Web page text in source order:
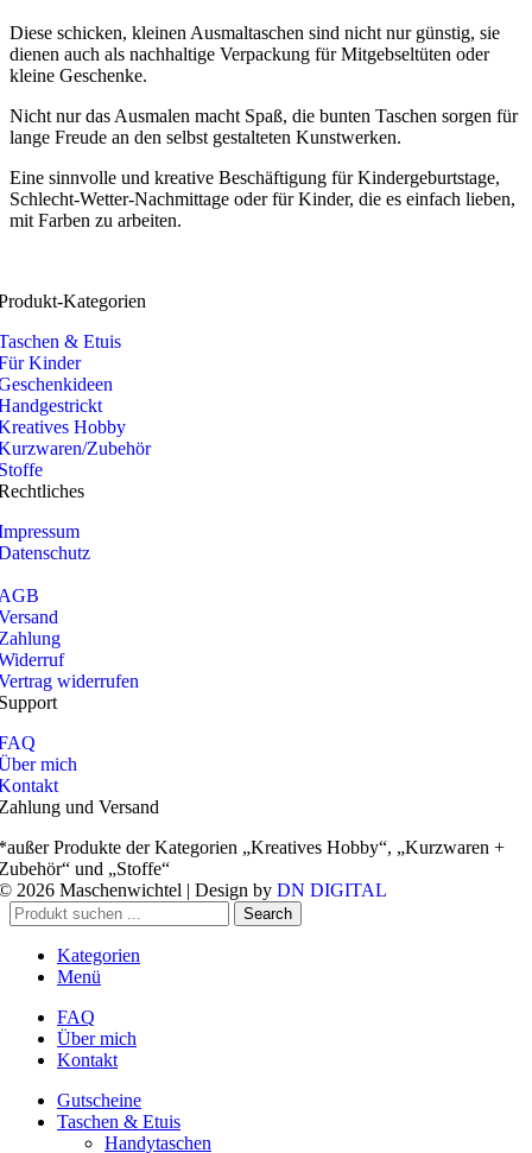
Diese schicken, kleinen Ausmaltaschen sind nicht nur günstig, sie
dienen auch als nachhaltige Verpackung für Mitgebseltüten oder
kleine Geschenke.
Nicht nur das Ausmalen macht Spaß, die bunten Taschen sorgen für
lange Freude an den selbst gestalteten Kunstwerken.
Eine sinnvolle und kreative Beschäftigung für Kindergeburtstage,
Schlecht-Wetter-Nachmittage oder für Kinder, die es einfach lieben,
mit Farben zu arbeiten.
Kategorien
& Etuis
Kinder
Hobby
Zubehör
widerrufen
mich
und Versand
Produkte der Kategorien „Kreatives Hobby“, „Kurzwaren +
und „Stoffe“
2026 Maschenwichtel | Design by DN DIGITAL
Search
Kategorien
Menü
FAQ
Über mich
Kontakt
Gutscheine
Taschen & Etuis
Handytaschen